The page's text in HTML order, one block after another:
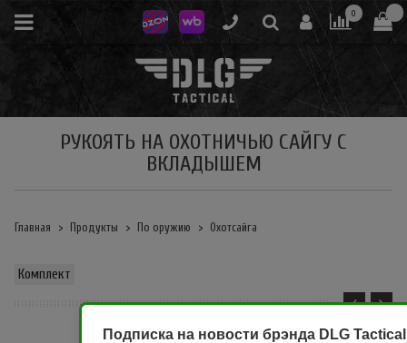
0
РУКОЯТЬ НА ОХОТНИЧЬЮ САЙГУ С
ВКЛАДЫШЕМ
Главная Продукты По оружию Охотсайга
Комплект
Подписка на новости брэнда DLG